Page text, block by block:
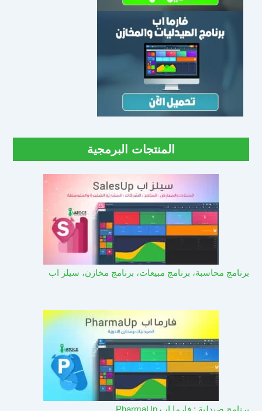
المنتجات البرمجية
برنامج محاسبة، برنامج مبيعات، برنامج مخازن، سيلز اب